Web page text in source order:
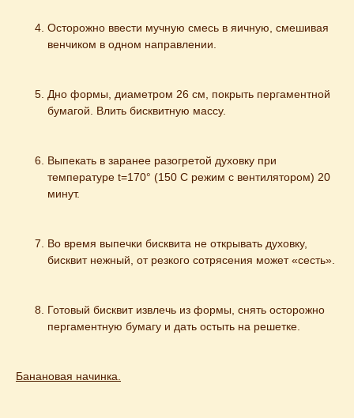
Осторожно ввести мучную смесь в яичную, смешивая
венчиком в одном направлении.
Дно формы, диаметром 26 см, покрыть пергаментной
бумагой. Влить бисквитную массу.
Выпекать в заранее разогретой духовку при
температуре t=170° (150 С режим с вентилятором) 20
минут.
Во время выпечки бисквита не открывать духовку,
бисквит нежный, от резкого сотрясения может «сесть».
Готовый бисквит извлечь из формы, снять осторожно
пергаментную бумагу и дать остыть на решетке.
Банановая начинка.